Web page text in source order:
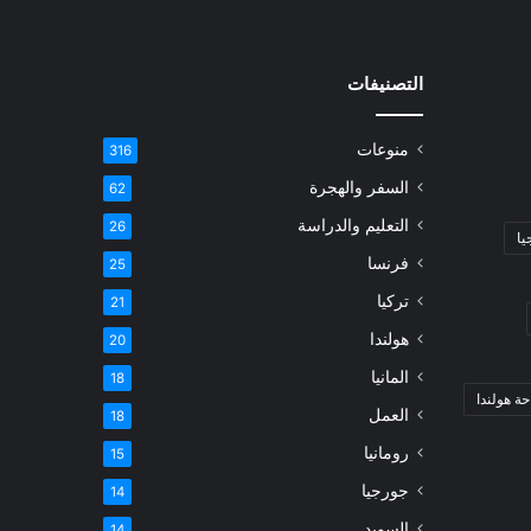
هولندا
التصنيفات
منوعات 316
السفر والهجرة 62
التعليم والدراسة 26
فرنسا 25
تركيا 21
هولندا 20
المانيا 18
العمل 18
رومانيا 15
جورجيا 14